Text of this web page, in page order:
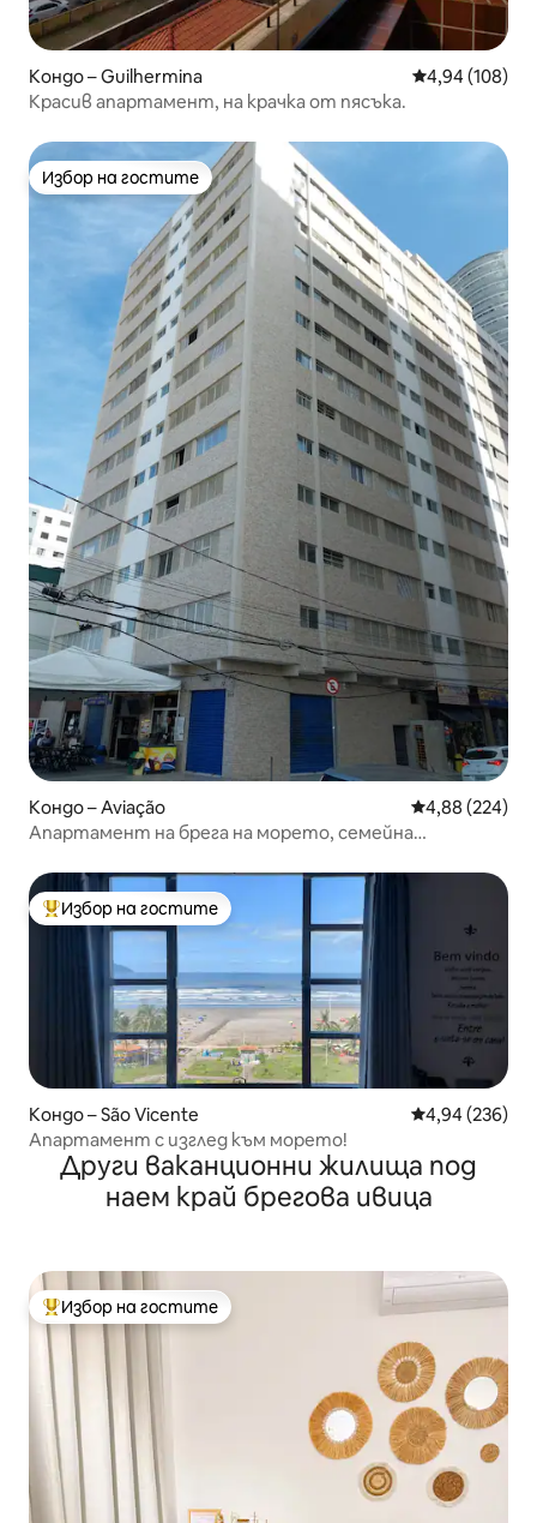
Кондо – Guilhermina Средна
4,94 (108)
Красив апартамент, на крачка от пясъка.
Избор на гостите
Избор на гостите
Кондо – Aviação Средна
4,88 (224)
Апартамент на брега на морето, семейна
Най-популярен избор на гостите
Избор на гостите
Кондо – São Vicente Средна
4,94 (236)
Апартамент с изглед към морето!
Други ваканционни жилища под
наем край брегова ивица
Най-популярен избор на гостите
Избор на гостите